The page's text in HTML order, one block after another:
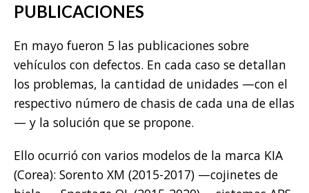
PUBLICACIONES
En mayo fueron 5 las publicaciones sobre
vehículos con defectos. En cada caso se detallan
los problemas, la cantidad de unidades —con el
respectivo número de chasis de cada una de ellas
— y la solución que se propone.
Ello ocurrió con varios modelos de la marca KIA
(Corea): Sorento XM (2015-2017) —cojinetes de